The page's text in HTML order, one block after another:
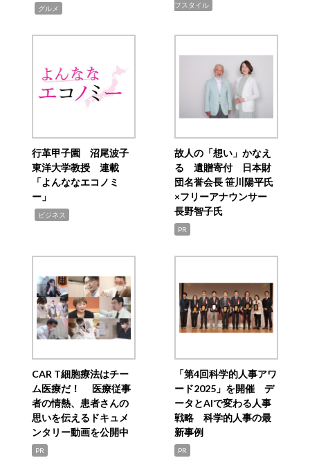
グルメ
フスタイル
行革甲子園 沼尾波子
東洋大学教授 連載
「よんななエコノミ
ー」
ビジネス
故人の「想い」かなえ
る 遺贈寄付 日本財
団名誉会長 笹川陽平氏
×フリーアナウンサー
長野智子氏
PR
CAR T細胞療法はチー
ム医療だ！ 医療従事
者の情熱、患者さんの
思いを伝えるドキュメ
ンタリー動画を公開中
PR
「第4回科学的人事アワ
ード2025」を開催 デ
ータとAIで変わる人事
戦略 科学的人事の最
新事例
PR